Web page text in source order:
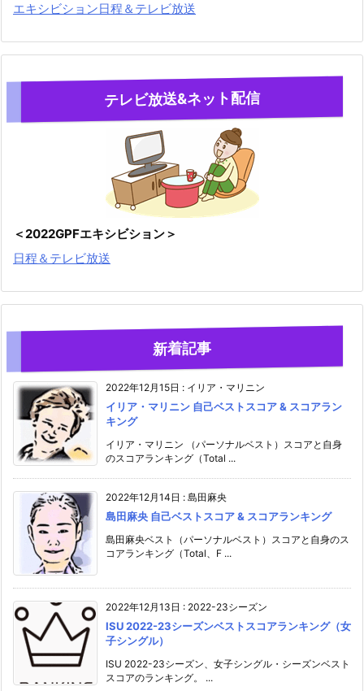
エキシビション日程＆テレビ放送
テレビ放送&ネット配信
＜2022GPFエキシビション＞
日程＆テレビ放送
新着記事
2022年12月15日 : イリア・マリニン
イリア・マリニン 自己ベストスコア & スコアラン
キング
イリア・マリニン （パーソナルベスト）スコアと自身
のスコアランキング（Total ...
2022年12月14日 : 島田麻央
島田麻央 自己ベストスコア & スコアランキング
島田麻央ベスト（パーソナルベスト）スコアと自身のス
コアランキング（Total、F ...
2022年12月13日 : 2022-23シーズン
ISU 2022-23シーズンベストスコアランキング（女
子シングル）
ISU 2022-23シーズン、女子シングル・シーズンベスト
スコアのランキング。 ...